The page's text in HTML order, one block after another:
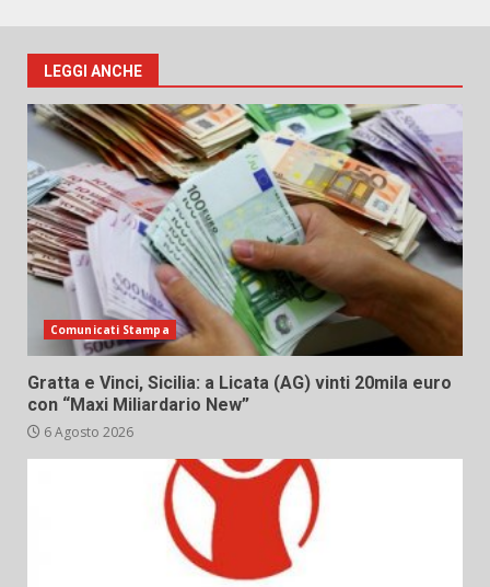
LEGGI ANCHE
Comunicati Stampa
Gratta e Vinci, Sicilia: a Licata (AG) vinti 20mila euro
con “Maxi Miliardario New”
6 Agosto 2026